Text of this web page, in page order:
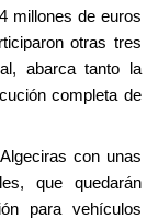
millones de euros
otras tres
abarca tanto la
completa de
con unas
que quedarán
para vehículos